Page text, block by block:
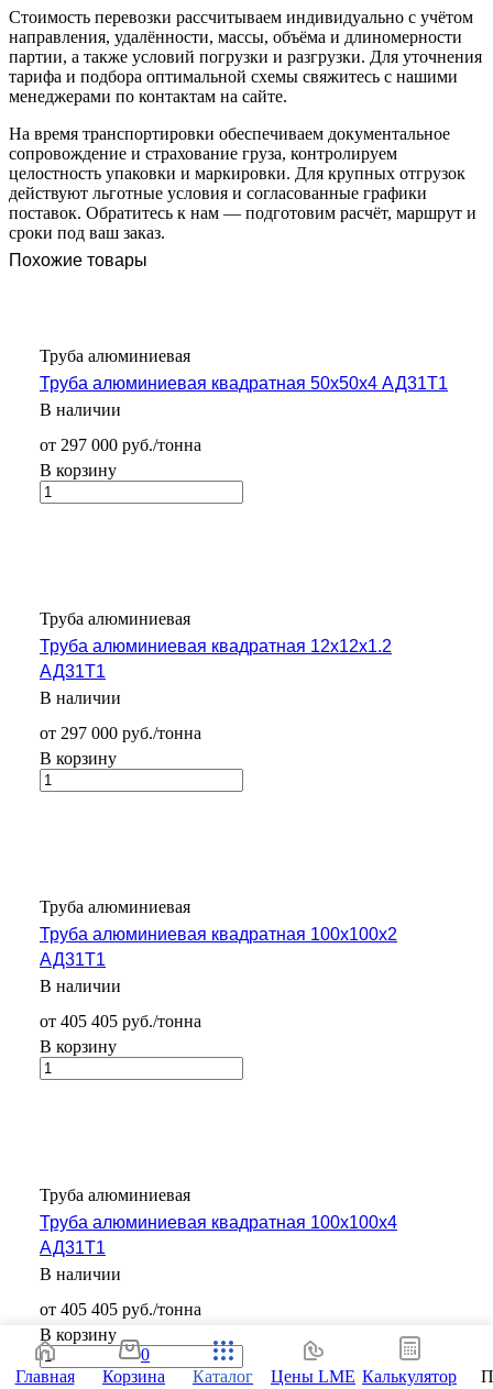
Стоимость перевозки рассчитываем индивидуально с учётом
направления, удалённости, массы, объёма и длиномерности
партии, а также условий погрузки и разгрузки. Для уточнения
тарифа и подбора оптимальной схемы свяжитесь с нашими
менеджерами по контактам на сайте.
На время транспортировки обеспечиваем документальное
сопровождение и страхование груза, контролируем
целостность упаковки и маркировки. Для крупных отгрузок
действуют льготные условия и согласованные графики
поставок. Обратитесь к нам — подготовим расчёт, маршрут и
сроки под ваш заказ.
Похожие товары
Труба алюминиевая
Труба алюминиевая квадратная 50х50х4 АД31Т1
В наличии
от 297 000 руб./тонна
В корзину
Труба алюминиевая
Труба алюминиевая квадратная 12х12х1.2
АД31Т1
В наличии
от 297 000 руб./тонна
В корзину
Труба алюминиевая
Труба алюминиевая квадратная 100х100х2
АД31Т1
В наличии
от 405 405 руб./тонна
В корзину
Труба алюминиевая
Труба алюминиевая квадратная 100х100х4
АД31Т1
В наличии
от 405 405 руб./тонна
В корзину
Главная
0
Корзина
Каталог Цены LME Калькулятор